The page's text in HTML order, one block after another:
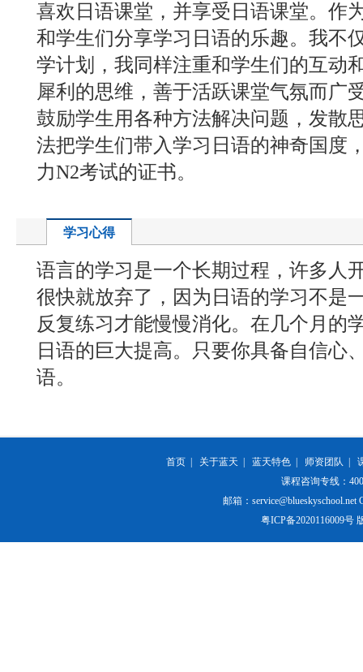
喜欢日语课堂，并享受日语课堂。作
和学生们分享学习日语的乐趣。我不
学计划，我同样注重和学生们的互动
犀利的思维，善于活跃课堂气氛而广
鼓励学生用各种方法解决问题，发散
法把学生们带入学习日语的神奇国度
力N2考试的证书。
学习心得
语言的学习是一个长期过程，许多人
很快就放弃了，因为日语的学习不是
反复练习才能慢慢消化。在几个月的
日语的巨大提高。只要你具备自信心
语。
首页 关于蓝天 蓝天特色 师资团队
课程咨询专线：
邮箱：service@blueskyschool.net
粤ICP备2020116009号